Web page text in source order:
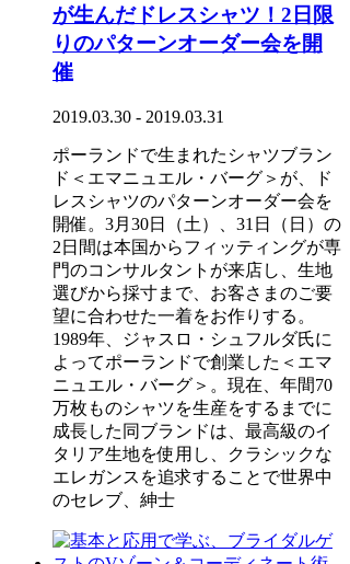
が生んだドレスシャツ！2日限
りのパターンオーダー会を開
催
2019.03.30 - 2019.03.31
ポーランドで生まれたシャツブラン
ド＜エマニュエル・バーグ＞が、ド
レスシャツのパターンオーダー会を
開催。3月30日（土）、31日（日）の
2日間は本国からフィッティングが専
門のコンサルタントが来店し、生地
選びから採寸まで、お客さまのご要
望に合わせた一着をお作りする。
1989年、ジャスロ・シュフルダ氏に
よってポーランドで創業した＜エマ
ニュエル・バーグ＞。現在、年間70
万枚ものシャツを生産をするまでに
成長した同ブランドは、最高級のイ
タリア生地を使用し、クラシックな
エレガンスを追求することで世界中
のセレブ、紳士